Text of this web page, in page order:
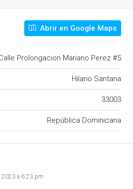
Abrir en Google Maps
Prolongacion Mariano Perez #5
Hilario Santana
33003
República Dominicana
2023 a 6:23 pm